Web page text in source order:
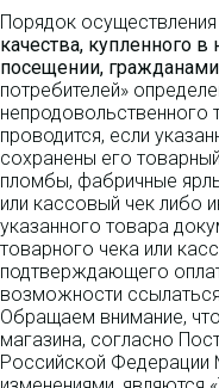
Порядок осуществления
качества, купленного
посещении, гражданами
потребителей»
проводится, если
сохранены его
пломбы, фабричные
или кассовый чек либо
указанного товара
товарного чека или
подтверждающего
возможности
Обращаем внимание,
магазина, согласно
Российской